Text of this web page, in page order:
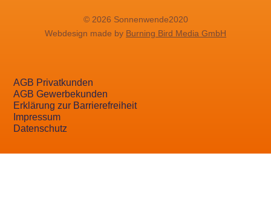
© 2026 Sonnenwende2020
Webdesign made by Burning Bird Media GmbH
AGB Privatkunden
AGB Gewerbekunden
Erklärung zur Barrierefreiheit
Impressum
Datenschutz